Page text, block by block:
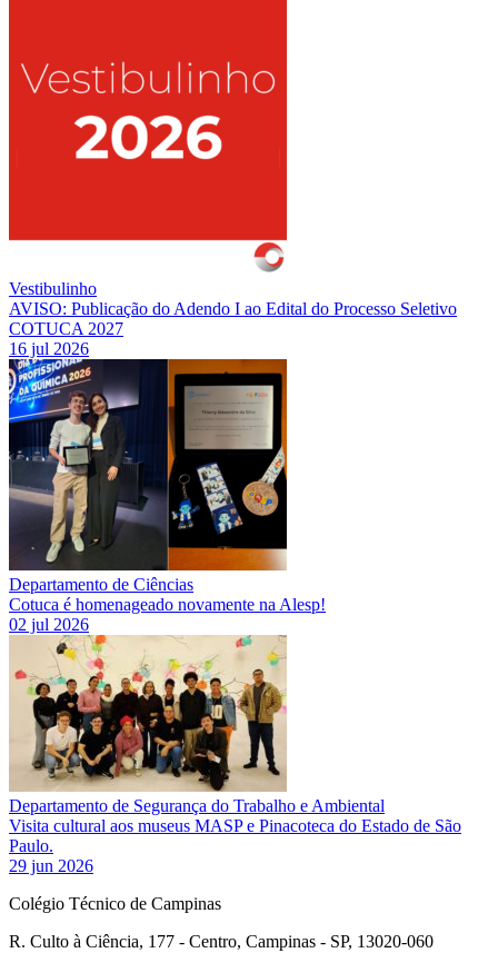
Vestibulinho
AVISO: Publicação do Adendo I ao Edital do Processo Seletivo
COTUCA 2027
16 jul 2026
Departamento de Ciências
Cotuca é homenageado novamente na Alesp!
02 jul 2026
Departamento de Segurança do Trabalho e Ambiental
Visita cultural aos museus MASP e Pinacoteca do Estado de São
Paulo.
29 jun 2026
Colégio Técnico de Campinas
R. Culto à Ciência, 177 - Centro, Campinas - SP, 13020-060